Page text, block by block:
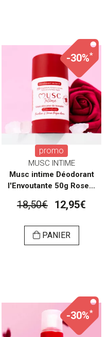
-30%*
promo
MUSC INTIME
Musc intime Déodorant
l'Envoutante 50g Rose...
18,50€ 12,95€
PANIER
-30%*